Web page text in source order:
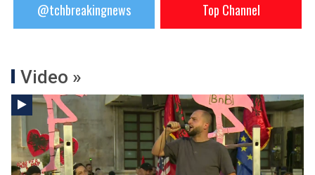
@tchbreakingnews Top Channel
Video »